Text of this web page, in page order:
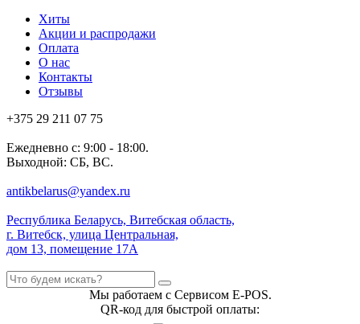
Хиты
Акции и распродажи
Оплата
О нас
Контакты
Отзывы
+375 29 211 07 75
Ежедневно с: 9:00 - 18:00.
Выходной: СБ, ВС.
antikbelarus@yandex.ru
Республика Беларусь, Витебская область,
г. Витебск, улица Центральная,
дом 13, помещение 17А
Мы работаем с Сервисом E-POS.
QR-код для быстрой оплаты: